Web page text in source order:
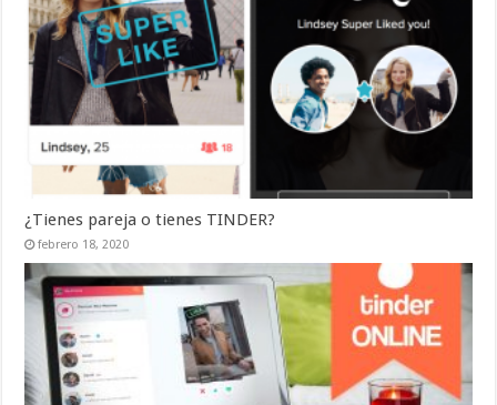
¿Tienes pareja o tienes TINDER?
febrero 18, 2020